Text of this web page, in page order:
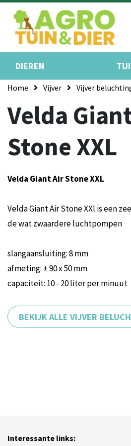
DIEREN
Home Vijver Vijver
Velda
Stone XXL
Velda Giant Air Stone XXL
Velda Giant Air Stone XXl is een
de wat zwaardere luchtpompen
slangaansluiting: 8 mm
afmeting: ± 90 x 50 mm
capaciteit: 10 - 20 liter per minuut
BEKIJK ALLE VIJVER
Interessante links: